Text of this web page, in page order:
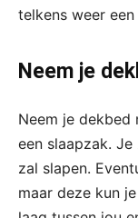
telkens weer
Neem je
Neem je dekbed
een slaapzak.
zal slapen.
maar deze kun